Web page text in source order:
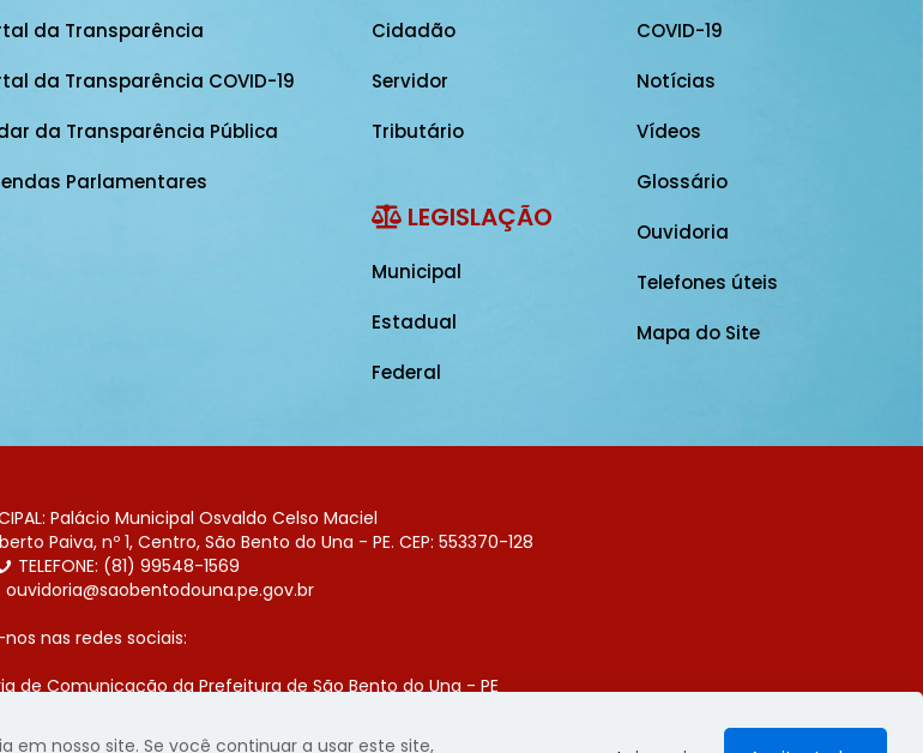
da Transparência
da Transparência COVID-19
da Transparência Pública
Parlamentares
Cidadão
Servidor
Tributário
LEGISLAÇÃO
Municipal
Estadual
Federal
COVID-19
Notícias
Vídeos
Glossário
Ouvidoria
Telefones úteis
Mapa do Site
Palácio Municipal Osvaldo Celso Maciel
Paiva, nº 1, Centro, São Bento do Una - PE. CEP: 553370-128
TELEFONE: (81) 99548-1569
ouvidoria@saobentodouna.pe.gov.br
nas redes sociais:
de Comunicação da Prefeitura de São Bento do Una - PE
agência de publicidade LumusWeb - Agência Digital
em nosso site. Se você continuar a usar este site,